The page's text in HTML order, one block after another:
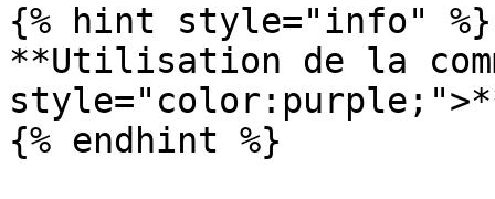
{% hint style="info" %}
**Utilisation de la
{% endhint %}